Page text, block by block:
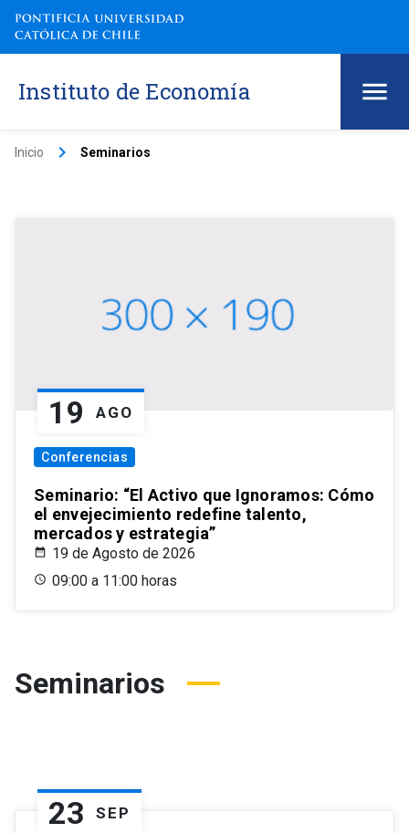
Instituto de Economía
Inicio keyboard_arrow_right Seminarios
19 AGO
Conferencias
Seminario: “El Activo que Ignoramos: Cómo
el envejecimiento redefine talento,
mercados y estrategia”
19 de Agosto de 2026
09:00 a 11:00 horas
Seminarios
23 SEP